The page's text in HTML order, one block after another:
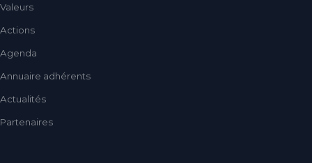
Valeurs
Actions
Agenda
Annuaire adhérents
Actualités
Partenaires